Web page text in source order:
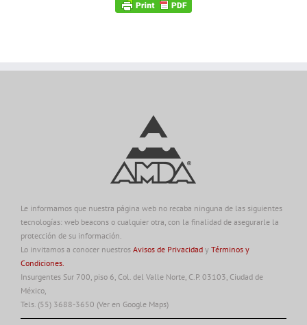
Le informamos que nuestra página web no recaba ninguna de las siguientes
tecnologías: web beacons o cualquier otra, con la finalidad de asegurarle la
protección de su información.
Lo invitamos a conocer nuestros Avisos de Privacidad y Términos y
Condiciones.
Insurgentes Sur 700, piso 6, Col. del Valle Norte, C.P. 03103, Ciudad de
México,
Tels. (55) 3688-3650 (Ver en Google Maps)